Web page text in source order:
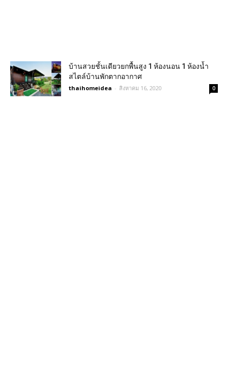
บ้านสวยชั้นเดียวยกพื้นสูง 1 ห้องนอน 1 ห้องน้ำ
สไตล์บ้านพักตากอากาศ
thaihomeidea - สิงหาคม 16, 2020 0